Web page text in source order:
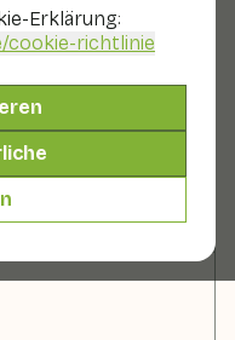
Erklärung:
cookie-richtlinie
- 10 min